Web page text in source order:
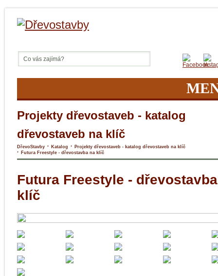
Projekty dřevostaveb - katalog
dřevostaveb na klíč
DřevoStavby › Katalog ›
Projekty dřevostaveb - katalog dřevostaveb na klíč
›
Futura Freestyle - dřevostavba na klíč
Futura Freestyle -
klíč